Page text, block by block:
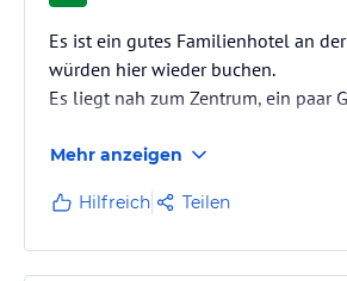
Es ist ein gutes Familienhotel an
würden hier wieder buchen.
Es liegt nah zum Zentrum, ein paar
Mehr anzeigen
Hilfreich Teilen